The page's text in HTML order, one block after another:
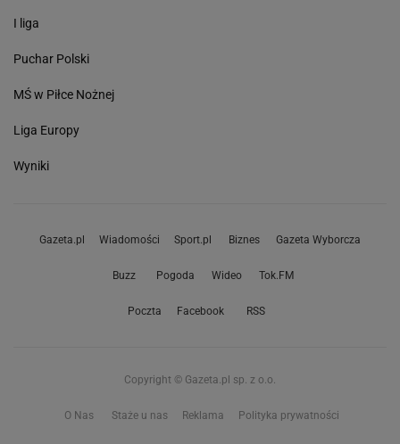
I liga
Puchar Polski
MŚ w Piłce Nożnej
Liga Europy
Wyniki
Gazeta.pl Wiadomości Sport.pl Biznes Gazeta Wyborcza
Buzz Pogoda Wideo Tok.FM
Poczta Facebook RSS
Copyright © Gazeta.pl sp. z o.o.
O Nas Staże u nas Reklama Polityka prywatności